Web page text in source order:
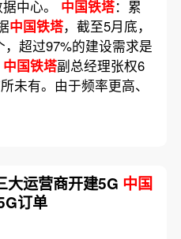
中心。 中国铁塔：累
中国铁塔，截至5月底，
超过97%的建设需求是
中国铁塔副总经理张权6
未有。由于频率更高、
大运营商开建5G 中国
订单